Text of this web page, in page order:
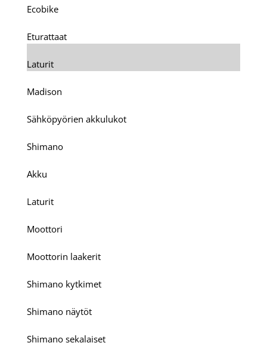
Ecobike
Eturattaat
Laturit
Madison
Sähköpyörien akkulukot
Shimano
Akku
Laturit
Moottori
Moottorin laakerit
Shimano kytkimet
Shimano näytöt
Shimano sekalaiset